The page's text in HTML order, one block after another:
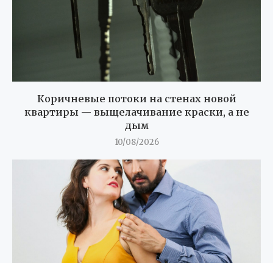
Коричневые потоки на стенах новой
квартиры — выщелачивание краски, а не
дым
10/08/2026